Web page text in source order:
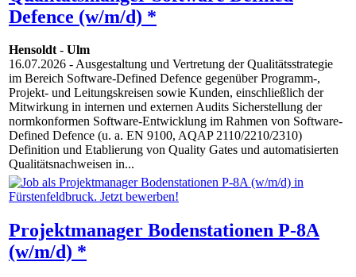
Defence (w/m/d) *
Hensoldt- Ulm
16.07.2026 - Ausgestaltung und Vertretung der Qualitätsstrategie
im Bereich Software-Defined Defence gegenüber Programm-,
Projekt- und Leitungskreisen sowie Kunden, einschließlich der
Mitwirkung in internen und externen Audits Sicherstellung der
normkonformen Software-Entwicklung im Rahmen von Software-
Defined Defence (u. a. EN 9100, AQAP 2110/2210/2310)
Definition und Etablierung von Quality Gates und automatisierten
Qualitätsnachweisen in...
Projektmanager Bodenstationen P-8A
(w/m/d) *